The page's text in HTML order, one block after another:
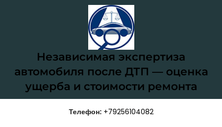
Независимая экспертиза
автомобиля после ДТП — оценка
ущерба и стоимости ремонта
Телефон: +79256104082